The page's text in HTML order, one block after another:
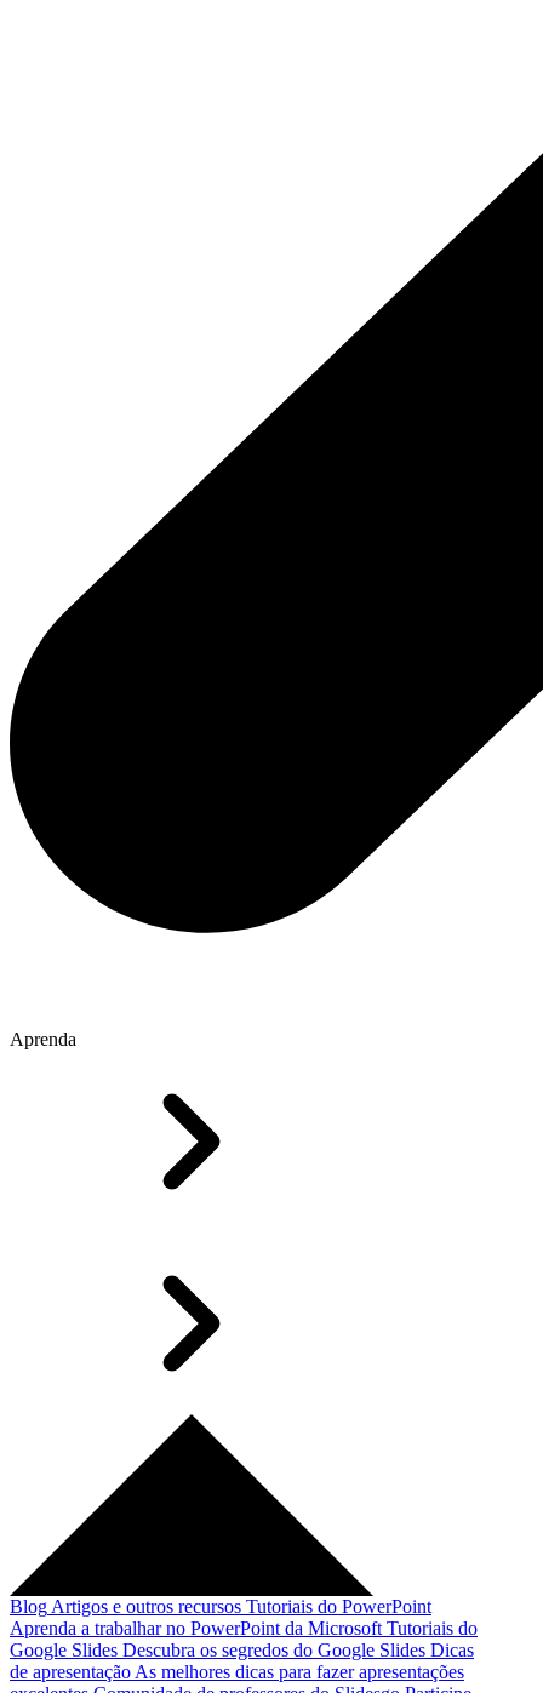
Aprenda
Blog Artigos e outros recursos Tutoriais do PowerPoint
Aprenda a trabalhar no PowerPoint da Microsoft Tutoriais do
Google Slides Descubra os segredos do Google Slides Dicas
de apresentação As melhores dicas para fazer apresentações